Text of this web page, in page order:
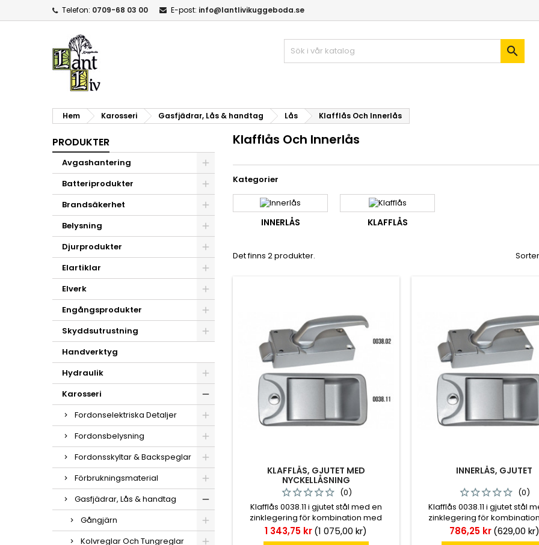
Telefon: 0709-68 03 00 E-post: info@lantlivikuggeboda.se

Hem Karosseri Gasfjädrar, Lås & handtag Lås Klafflås Och Innerlås
PRODUKTER
Avgashantering
Batteriprodukter
Brandsäkerhet
Belysning
Djurprodukter
Elartiklar
Elverk
Engångsprodukter
Skyddsutrustning
Handverktyg
Hydraulik
Karosseri
Fordonselektriska Detaljer
Fordonsbelysning
Fordonsskyltar & Backspeglar
Förbrukningsmaterial
Gasfjädrar, Lås & handtag
Gångjärn
Kolvreglar Och Tungreglar
Klafflås Och Innerlås
Kategorier
INNERLÅS KLAFFLÅS
Det finns 2 produkter.
KLAFFLÅS, GJUTET MED
NYCKELLÅSNING
(0)
Klafflås 0038.11 i gjutet stål med en
zinklegering för kombination med
innerlås 0038.02 i samma material. En
tapp förbinder dessa, längd beroende
Pris
1 343,75 kr(1 075,00 kr)
INNERLÅS, GJUTET
(0)
Klafflås 0038.11 i gjutet stål
zinklegering för
innerlås 0038.02 i samma
tapp förbinder dessa, längd
Pris
786,25 kr(629,00 kr)